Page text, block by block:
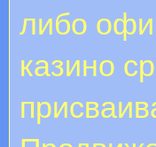
либо
казино